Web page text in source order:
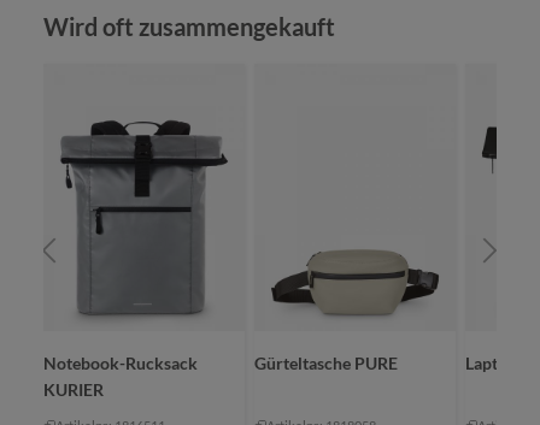
Farbe
schwarz-grau meliert
Farbe
Produktgalerie überspringen
Wird oft zusammengekauft
Notebook-Rucksack
KURIER
Gürteltasche PURE Laptop-